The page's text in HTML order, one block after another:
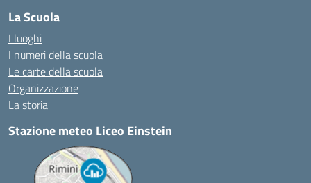
La Scuola
I luoghi
I numeri della scuola
Le carte della scuola
Organizzazione
La storia
Stazione meteo Liceo Einstein